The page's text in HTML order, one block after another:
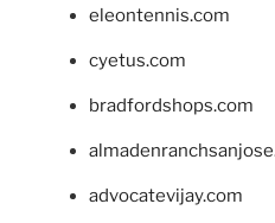
eleontennis.com
cyetus.com
bradfordshops.com
advocatevijay.com